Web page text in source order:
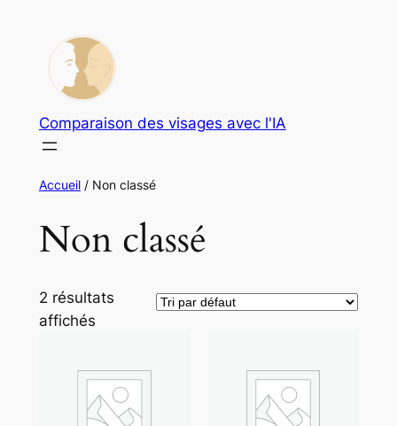
contenu
Comparaison des visages avec l'IA
Accueil/ Non classé
Non classé
2 résultats
affichés